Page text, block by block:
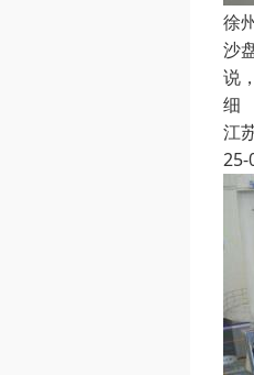
徐
沙
说
细
江
25-